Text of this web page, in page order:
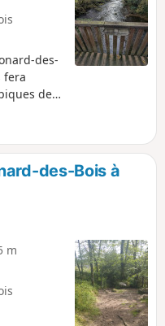
des-
fera
des
des-Bois à
m